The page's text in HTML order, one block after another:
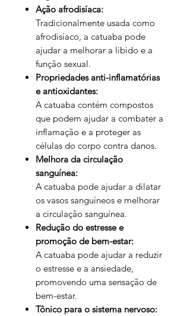
Ação afrodisíaca:
Tradicionalmente usada como
afrodisíaco, a catuaba pode
ajudar a melhorar a libido e a
função sexual.
Propriedades anti-inflamatórias
e antioxidantes:
A catuaba contém compostos
que podem ajudar a combater a
inflamação e a proteger as
células do corpo contra danos.
Melhora da circulação
sanguínea:
A catuaba pode ajudar a dilatar
os vasos sanguíneos e melhorar
a circulação sanguínea.
Redução do estresse e
promoção de bem-estar:
A catuaba pode ajudar a reduzir
o estresse e a ansiedade,
promovendo uma sensação de
bem-estar.
Tônico para o sistema nervoso: